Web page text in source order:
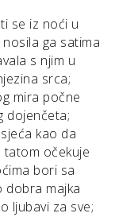
se iz noći u
ga satima
s njim u
srca;
mira počne
dojenčeta;
kao da
tatom očekuje
bori sa
dobra majka
ljubavi za sve;